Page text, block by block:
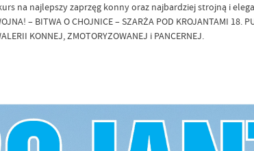
na najlepszy zaprzęg konny oraz najbardziej strojną i
– BITWA O CHOJNICE – SZARŻA POD KROJANTAMI 18.
KONNEJ, ZMOTORYZOWANEJ i PANCERNEJ.